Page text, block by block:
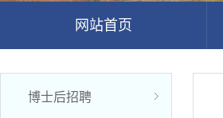
网站首页
博士后招聘